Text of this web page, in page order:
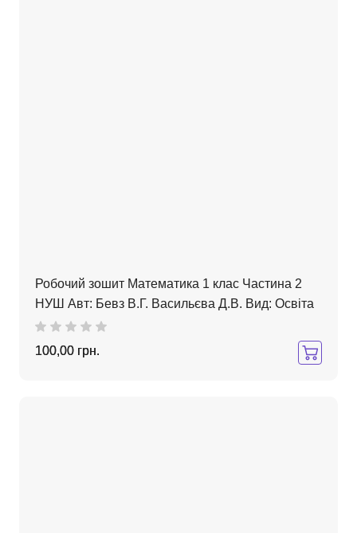
Робочий зошит Математика 1 клас Частина 2
НУШ Авт: Бевз В.Г. Васильєва Д.В. Вид: Освіта
100,00 грн.